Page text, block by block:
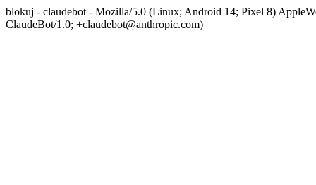
blokuj - claudebot - Mozilla/5.0 (Linux; Android 14; Pixel 8)
ClaudeBot/1.0; +claudebot@anthropic.com)